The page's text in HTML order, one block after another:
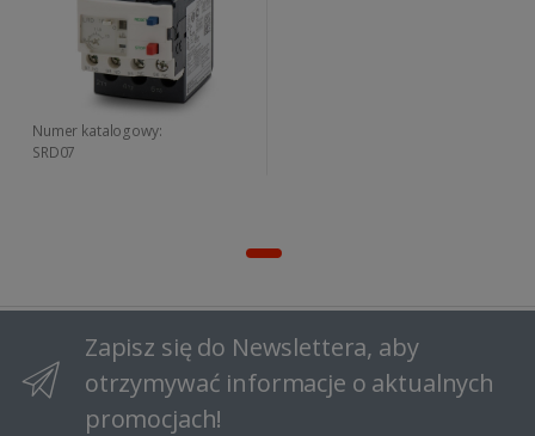
Numer katalogowy:
SRD07
Zapisz się do Newslettera, aby
otrzymywać informacje o aktualnych
promocjach!